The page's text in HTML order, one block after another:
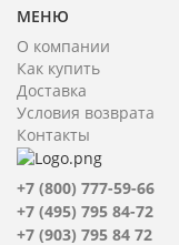
МЕНЮ
О компании
Как купить
Доставка
Условия возврата
Контакты
+7 (800) 777-59-66
+7 (495) 795 84-72
+7 (903) 795 84 72